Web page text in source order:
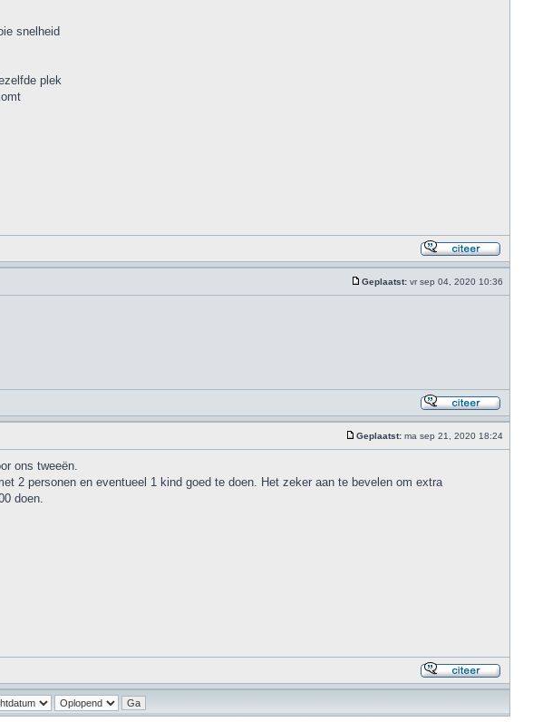
snelheid
plek
Geplaatst: vr sep 04, 2020 10:36
Geplaatst: ma sep 21, 2020 18:24
ons tweeën.
2 personen en eventueel 1 kind goed te doen. Het zeker aan te bevelen om extra
doen.